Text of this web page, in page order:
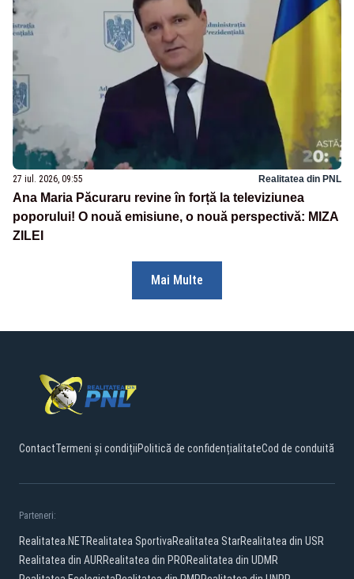
27 iul. 2026, 09:55 Realitatea din PNL
Ana Maria Păcuraru revine în forță la televiziunea
poporului! O nouă emisiune, o nouă perspectivă: MIZA
ZILEI
Mai Multe
ContactTermeni și condițiiPolitică de confidențialitateCod de conduită
Parteneri:
Realitatea.NETRealitatea SportivaRealitatea StarRealitatea din USR
Realitatea din AURRealitatea din PRORealitatea din UDMR